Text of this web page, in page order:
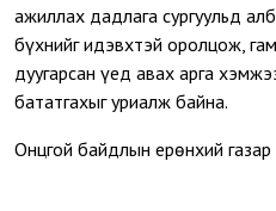
ажиллах дадлага сургуульд
бүхнийг идэвхтэй оролцож,
дуугарсан үед авах арга
бататгахыг уриалж байна.
Онцгой байдлын ерөнхий газар